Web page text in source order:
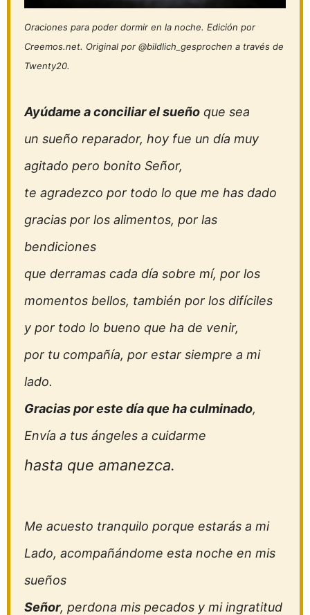
Oraciones para poder dormir en la noche. Edición por
Creemos.net. Original por @bildlich_gesprochen a través de
Twenty20.
Ayúdame a conciliar el sueño que sea
un sueño reparador, hoy fue un día muy
agitado pero bonito Señor,
te agradezco por todo lo que me has dado
gracias por los alimentos, por las
bendiciones
que derramas cada día sobre mí, por los
momentos bellos, también por los difíciles
y por todo lo bueno que ha de venir,
por tu compañía, por estar siempre a mi
lado.
Gracias por este día que ha culminado,
Envía a tus ángeles a cuidarme
hasta que amanezca.
Me acuesto tranquilo porque estarás a mi
Lado, acompañándome esta noche en mis
sueños
Señor, perdona mis pecados y mi ingratitud